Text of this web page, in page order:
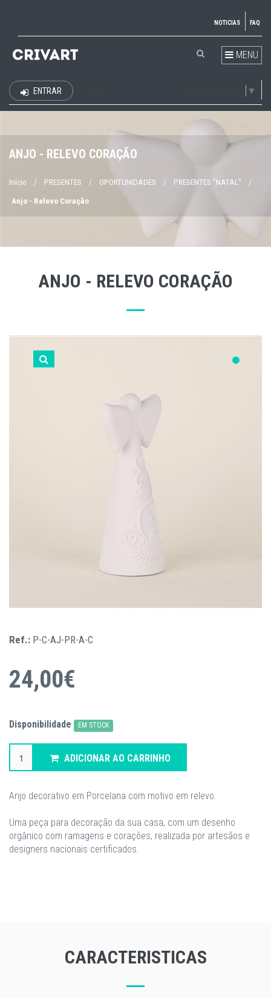
NOTICIAS FAQ
MENU
▼
ENTRAR
ANJO - RELEVO CORAÇÃO
Início / PRESENTES / OPORTUNIDADES / PRESENTES "NATAL" /
Anjo - Relevo Coração
ANJO - RELEVO CORAÇÃO
Ref.: P-C-AJ-PR-A-C
24,00€
Disponibilidade EM STOCK
ADICIONAR AO CARRINHO
Anjo decorativo em Porcelana com motivo em relevo.
Uma peça para decoração da sua casa, com um desenho
orgânico com ramagens e corações, realizada por artesãos e
designers nacionais certificados.
CARACTERISTICAS